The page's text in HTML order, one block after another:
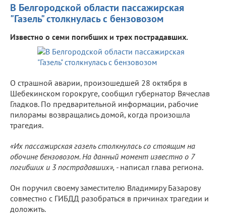
В Белгородской области пассажирская
"Газель" столкнулась с бензовозом
Известно о семи погибших и трех пострадавших.
О страшной аварии, произошедшей 28 октября в
Шебекинском горокруге, сообщил губернатор Вячеслав
Гладков. По предварительной информации, рабочие
пилорамы возвращались домой, когда произошла
трагедия.
«Их пассажирская газель столкнулась со стоящим на
обочине бензовозом. На данный момент известно о 7
погибших и 3 пострадавших», - написал глава региона.
Он поручил своему заместителю Владимиру Базарову
совместно с ГИБДД разобраться в причинах трагедии и
доложить.